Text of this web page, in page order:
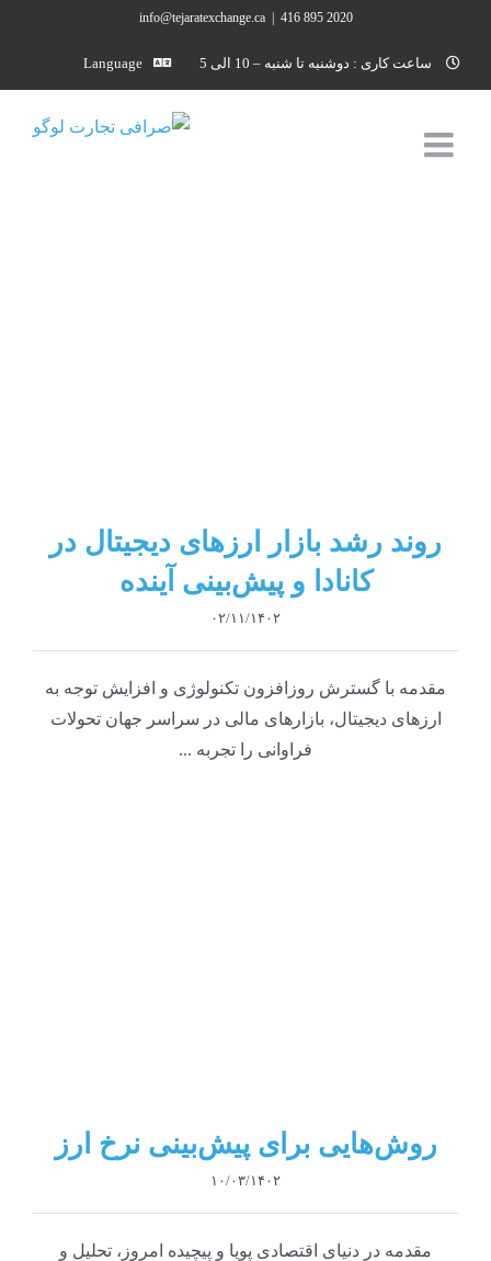
content
2020 895 416
info@tejaratexchange.ca
ساعت کاری : دوشنبه تا شنبه – 10 الی 5 Language
روند رشد بازار ارزهای دیجیتال در
کانادا و پیش‌بینی آینده
۰۲/۱۱/۱۴۰۲
مقدمه با گسترش روزافزون تکنولوژی و افزایش توجه به
ارزهای دیجیتال، بازارهای مالی در سراسر جهان تحولات
فراوانی را تجربه ...
روش‌هایی برای پیش‌بینی نرخ ارز
۱۰/۰۳/۱۴۰۲
مقدمه در دنیای اقتصادی پویا و پیچیده امروز، تحلیل و